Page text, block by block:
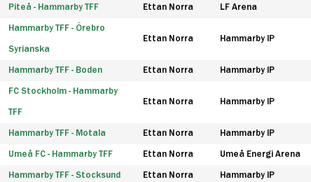
Piteå - Hammarby TFF Ettan Norra LF Arena
Hammarby TFF - Örebro
Syrianska
Ettan Norra Hammarby IP
Hammarby TFF - Boden Ettan Norra Hammarby IP
FC Stockholm - Hammarby
TFF
Ettan Norra Hammarby IP
Hammarby TFF - Motala Ettan Norra Hammarby IP
Umeå FC - Hammarby TFF Ettan Norra Umeå Energi Arena
Hammarby TFF - Stocksund Ettan Norra Hammarby IP